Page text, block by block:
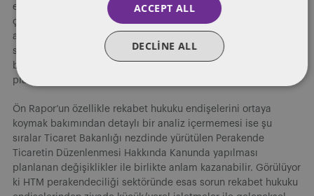
ettiği görülüyor. Bununla birlikte, sorunların ortaya
çıkmasındaki temel nedenin son dönemde indirim marketlerin
artan pazar gücü olarak tespit edilmesi özellikle sektörde
sıklıkla karşılaşılan ve rekabetçi süreci bozduğu düşünülen
birleşme ve devralma işlemlerinin kısıtlayıcı sonuçlarının arka
planda kalması sonucunu doğuruyor.
Ön Rapor’un özellikle rekabet hukuku endişelerini ortaya
koymak bakımından detaylı bir analiz içermemesi ise şu
sıralar Ticaret Bakanlığı nezdinde yürütülen Perakende
Ticaretin Düzenlenmesi Hakkında Kanunda yapılması
planlanan değişiklikler ile birlikte anlam kazanabilir. Görülüyor
ki HTM perakendeciliği sektöründe esas sorun rekabet hukuku
ACCEPT ALL
DECLINE ALL